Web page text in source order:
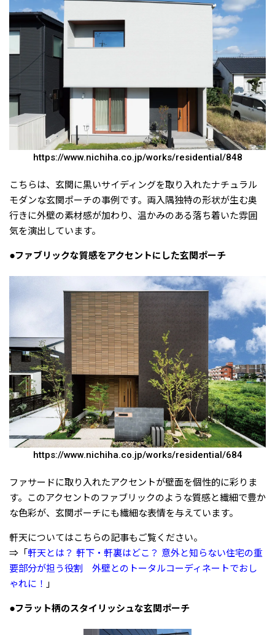
https://www.nichiha.co.jp/works/residential/848
こちらは、玄関に黒いサイディングを取り入れたナチュラル
モダンな玄関ポーチの事例です。両入隅独特の形状が生む奥
行きに外壁の素材感が加わり、温かみのある落ち着いた雰囲
気を演出しています。
●ファブリックな質感をアクセントにした玄関ポーチ
https://www.nichiha.co.jp/works/residential/684
ファサードに取り入れたアクセントが壁面を個性的に彩りま
す。このアクセントのファブリックのような質感と繊細で豊か
な色彩が、玄関ポーチにも繊細な表情を与えています。
軒天についてはこちらの記事もご覧ください。
⇒「 軒天とは？ 軒下・軒裏はどこ？ 意外と知らない住宅の重
要部分が担う役割 外壁とのトータルコーディネートでおし
ゃれに！ 」
●フラット柄のスタイリッシュな玄関ポーチ